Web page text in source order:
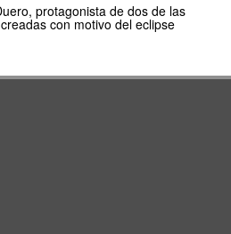
protagonista de dos de las
con motivo del eclipse